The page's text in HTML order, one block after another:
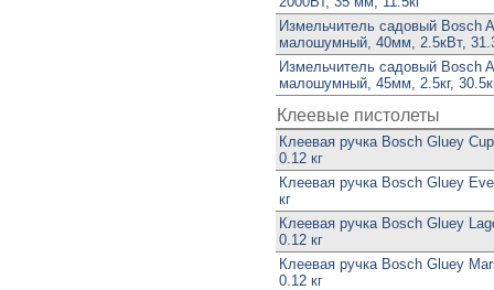
Измельчитель садовый Bosch
малошумный, 40мм, 2.5кВт,
Измельчитель садовый Bosch
малошумный, 45мм, 2.5кг,
Клеевые пистолеты
Клеевая ручка Bosch Gluey
0.12 кг
Клеевая ручка Bosch Gluey
кг
Клеевая ручка Bosch Gluey
0.12 кг
Клеевая ручка Bosch Gluey
0.12 кг